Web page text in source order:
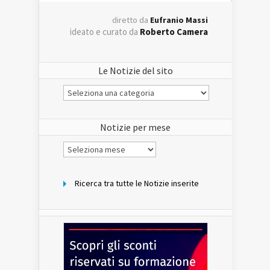
diretto da Eufranio Massi
ideato e curato da Roberto Camera
Le Notizie del sito
Le
Notizie
Notizie per mese
Notizie
per
Ricerca tra tutte le Notizie inserite